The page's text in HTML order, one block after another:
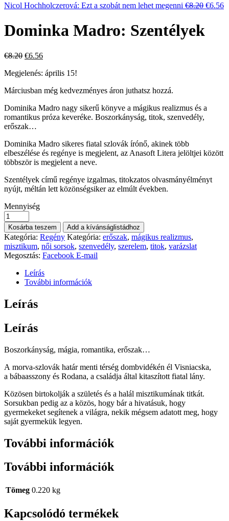
Nicol Hochholczerová: Ezt a szobát nem lehet megenni €8.20 €6.56
Dominka Madro: Szentélyek
€8.20 Original
was:
€6.56Current
is:
Megjelenés: április 15!
Márciusban még kedvezményes áron juthatsz hozzá.
Dominika Madro nagy sikerű könyve a mágikus realizmus és a
romantikus próza keveréke. Boszorkányság, titok, szenvedély,
erőszak…
Dominika Madro sikeres fiatal szlovák írónő, akinek több
elbeszélése és regénye is megjelent, az Anasoft Litera jelöltjei között
többször is megjelent a neve.
Szentélyek című regénye izgalmas, titokzatos olvasmányélményt
nyújt, méltán lett közönségsiker az elmúlt években.
Mennyiség
Kosárba teszem Add a kívánságlistádhoz
Kategória: Regény Kategória: erőszak, mágikus realizmus,
misztikum, női sorsok, szenvedély, szerelem, titok, varázslat
Megosztás: Facebook E-mail
Leírás
További információk
Leírás
Leírás
Boszorkányság, mágia, romantika, erőszak…
A morva-szlovák határ menti térség dombvidékén él Visniacska,
a bábaasszony és Rodana, a családja által kitaszított fiatal lány.
Közösen birtokolják a születés és a halál misztikumának titkát.
Sorsukban pedig az a közös, hogy bár a hivatásuk, hogy
gyermekeket segítenek a világra, nekik mégsem adatott meg, hogy
saját gyermekük legyen.
További információk
További információk
Tömeg 0.220 kg
Kapcsolódó termékek